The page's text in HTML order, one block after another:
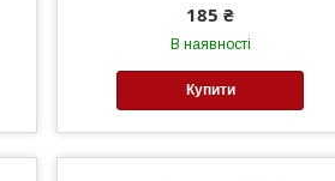
185 ₴
В наявності
Купити